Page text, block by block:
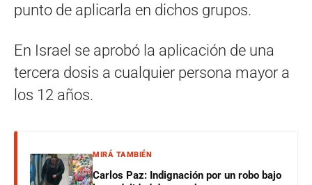
punto de aplicarla en dichos grupos.
En Israel se aprobó la aplicación de una
tercera dosis a cualquier persona mayor a
los 12 años.
MIRÁ TAMBIÉN
Carlos Paz: Indignación por un robo bajo